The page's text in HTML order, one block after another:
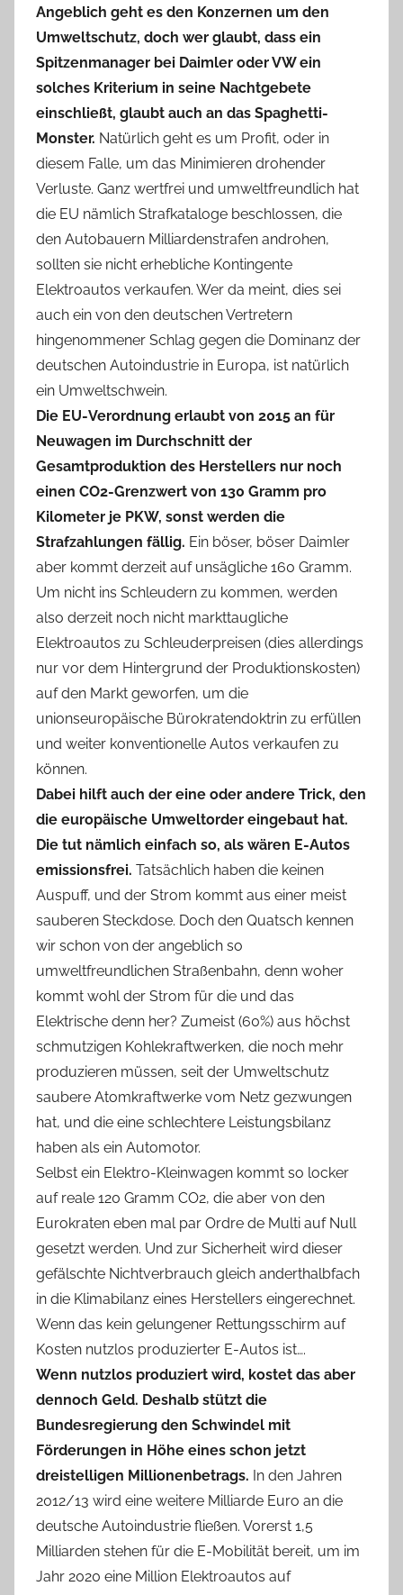
Angeblich geht es den Konzernen um den
Umweltschutz, doch wer glaubt, dass ein
Spitzenmanager bei Daimler oder VW ein
solches Kriterium in seine Nachtgebete
einschließt, glaubt auch an das Spaghetti-
Monster. Natürlich geht es um Profit, oder in
diesem Falle, um das Minimieren drohender
Verluste. Ganz wertfrei und umweltfreundlich hat
die EU nämlich Strafkataloge beschlossen, die
den Autobauern Milliardenstrafen androhen,
sollten sie nicht erhebliche Kontingente
Elektroautos verkaufen. Wer da meint, dies sei
auch ein von den deutschen Vertretern
hingenommener Schlag gegen die Dominanz der
deutschen Autoindustrie in Europa, ist natürlich
ein Umweltschwein.
Die EU-Verordnung erlaubt von 2015 an für
Neuwagen im Durchschnitt der
Gesamtproduktion des Herstellers nur noch
einen CO2-Grenzwert von 130 Gramm pro
Kilometer je PKW, sonst werden die
Strafzahlungen fällig. Ein böser, böser Daimler
aber kommt derzeit auf unsägliche 160 Gramm.
Um nicht ins Schleudern zu kommen, werden
also derzeit noch nicht markttaugliche
Elektroautos zu Schleuderpreisen (dies allerdings
nur vor dem Hintergrund der Produktionskosten)
auf den Markt geworfen, um die
unionseuropäische Bürokratendoktrin zu erfüllen
und weiter konventionelle Autos verkaufen zu
können.
Dabei hilft auch der eine oder andere Trick, den
die europäische Umweltorder eingebaut hat.
Die tut nämlich einfach so, als wären E-Autos
emissionsfrei. Tatsächlich haben die keinen
Auspuff, und der Strom kommt aus einer meist
sauberen Steckdose. Doch den Quatsch kennen
wir schon von der angeblich so
umweltfreundlichen Straßenbahn, denn woher
kommt wohl der Strom für die und das
Elektrische denn her? Zumeist (60%) aus höchst
schmutzigen Kohlekraftwerken, die noch mehr
produzieren müssen, seit der Umweltschutz
saubere Atomkraftwerke vom Netz gezwungen
hat, und die eine schlechtere Leistungsbilanz
haben als ein Automotor.
Selbst ein Elektro-Kleinwagen kommt so locker
auf reale 120 Gramm CO2, die aber von den
Eurokraten eben mal par Ordre de Multi auf Null
gesetzt werden. Und zur Sicherheit wird dieser
gefälschte Nichtverbrauch gleich anderthalbfach
in die Klimabilanz eines Herstellers eingerechnet.
Wenn das kein gelungener Rettungsschirm auf
Kosten nutzlos produzierter E-Autos ist….
Wenn nutzlos produziert wird, kostet das aber
dennoch Geld. Deshalb stützt die
Bundesregierung den Schwindel mit
Förderungen in Höhe eines schon jetzt
dreistelligen Millionenbetrags. In den Jahren
2012/13 wird eine weitere Milliarde Euro an die
deutsche Autoindustrie fließen. Vorerst 1,5
Milliarden stehen für die E-Mobilität bereit, um im
Jahr 2020 eine Million Elektroautos auf